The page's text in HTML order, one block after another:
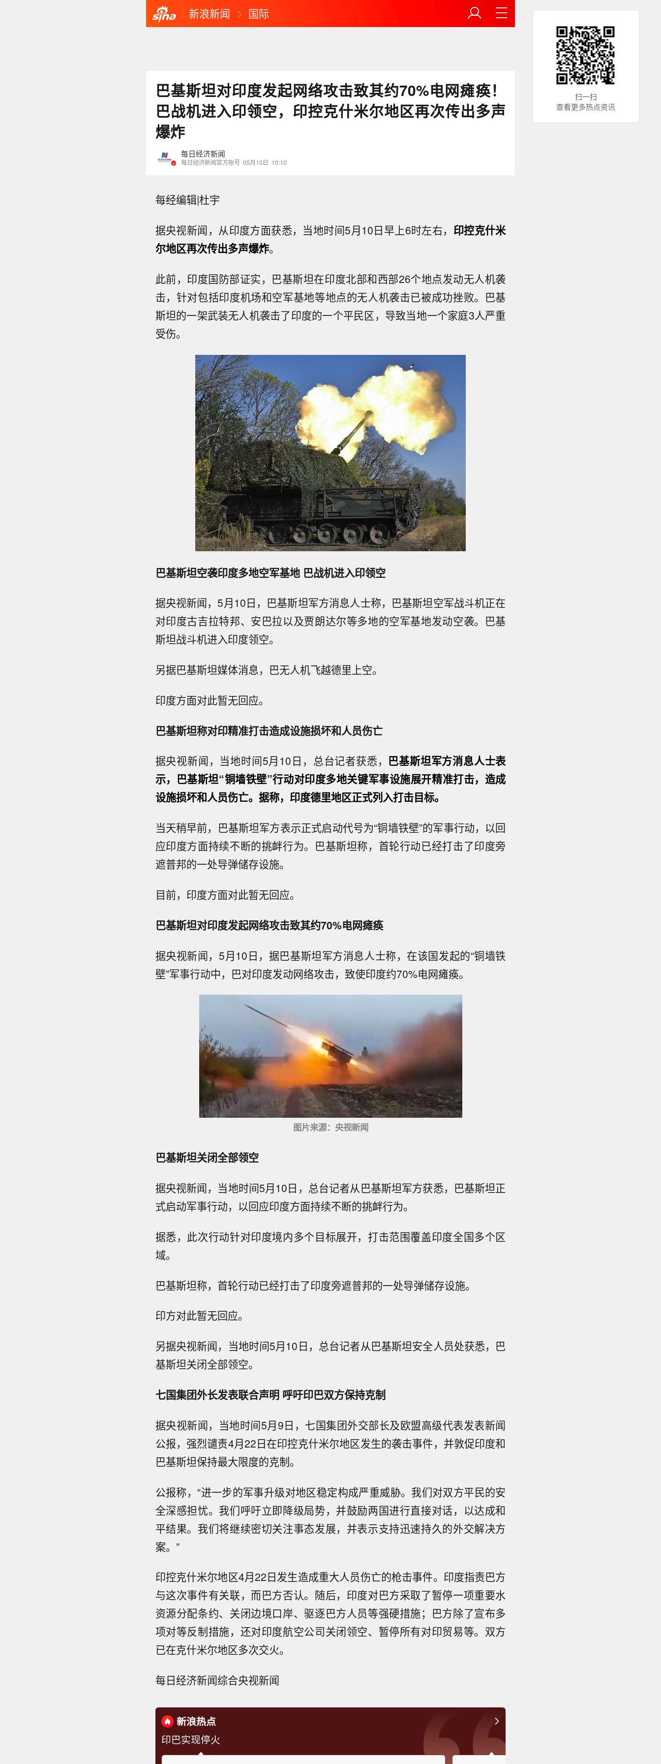
新浪新闻 国际
巴基斯坦对印度发起网络攻击致其约70%电网瘫痪！
巴战机进入印领空，印控克什米尔地区再次传出多声
爆炸
每日经济新闻
每日经济新闻官方账号 05月10日 10:10
每经编辑|杜宇
据央视新闻，从印度方面获悉，当地时间5月10日早上6时左右， 印控克什米
尔地区再次传出多声爆炸。
此前，印度国防部证实，巴基斯坦在印度北部和西部26个地点发动无人机袭
击，针对包括印度机场和空军基地等地点的无人机袭击已被成功挫败。巴基
斯坦的一架武装无人机袭击了印度的一个平民区，导致当地一个家庭3人严重
受伤。
巴基斯坦空袭印度多地空军基地 巴战机进入印领空
据央视新闻，5月10日，巴基斯坦军方消息人士称，巴基斯坦空军战斗机正在
对印度古吉拉特邦、安巴拉以及贾朗达尔等多地的空军基地发动空袭。巴基
斯坦战斗机进入印度领空。
另据巴基斯坦媒体消息，巴无人机飞越德里上空。
印度方面对此暂无回应。
巴基斯坦称对印精准打击造成设施损坏和人员伤亡
据央视新闻，当地时间5月10日，总台记者获悉， 巴基斯坦军方消息人士表
示，巴基斯坦“铜墙铁壁”行动对印度多地关键军事设施展开精准打击，造成
设施损坏和人员伤亡。据称，印度德里地区正式列入打击目标。
当天稍早前，巴基斯坦军方表示正式启动代号为“铜墙铁壁”的军事行动，以回
应印度方面持续不断的挑衅行为。巴基斯坦称，首轮行动已经打击了印度旁
遮普邦的一处导弹储存设施。
目前，印度方面对此暂无回应。
巴基斯坦对印度发起网络攻击致其约70%电网瘫痪
据央视新闻，5月10日，据巴基斯坦军方消息人士称，在该国发起的“铜墙铁
壁”军事行动中，巴对印度发动网络攻击，致使印度约70%电网瘫痪。
图片来源：央视新闻
巴基斯坦关闭全部领空
据央视新闻，当地时间5月10日，总台记者从巴基斯坦军方获悉，巴基斯坦正
式启动军事行动，以回应印度方面持续不断的挑衅行为。
据悉，此次行动针对印度境内多个目标展开，打击范围覆盖印度全国多个区
域。
巴基斯坦称，首轮行动已经打击了印度旁遮普邦的一处导弹储存设施。
印方对此暂无回应。
另据央视新闻，当地时间5月10日，总台记者从巴基斯坦安全人员处获悉，巴
基斯坦关闭全部领空。
七国集团外长发表联合声明 呼吁印巴双方保持克制
据央视新闻，当地时间5月9日，七国集团外交部长及欧盟高级代表发表新闻
公报，强烈谴责4月22日在印控克什米尔地区发生的袭击事件，并敦促印度和
巴基斯坦保持最大限度的克制。
公报称，“进一步的军事升级对地区稳定构成严重威胁。我们对双方平民的安
全深感担忧。我们呼吁立即降级局势，并鼓励两国进行直接对话，以达成和
平结果。我们将继续密切关注事态发展，并表示支持迅速持久的外交解决方
案。”
印控克什米尔地区4月22日发生造成重大人员伤亡的枪击事件。印度指责巴方
与这次事件有关联，而巴方否认。随后，印度对巴方采取了暂停一项重要水
资源分配条约、关闭边境口岸、驱逐巴方人员等强硬措施；巴方除了宣布多
项对等反制措施，还对印度航空公司关闭领空、暂停所有对印贸易等。双方
已在克什米尔地区多次交火。
每日经济新闻综合央视新闻
新浪热点
印巴实现停火
扫一扫
查看更多热点资讯